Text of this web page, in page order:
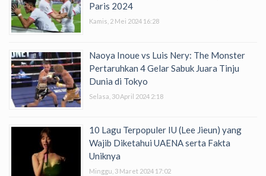
Paris 2024
Kamis, 2 Mei 2024 16:28
Naoya Inoue vs Luis Nery: The Monster
Pertaruhkan 4 Gelar Sabuk Juara Tinju
Dunia di Tokyo
Selasa, 30 April 2024 2:18
10 Lagu Terpopuler IU (Lee Jieun) yang
Wajib Diketahui UAENA serta Fakta
Uniknya
Minggu, 3 Maret 2024 17:02